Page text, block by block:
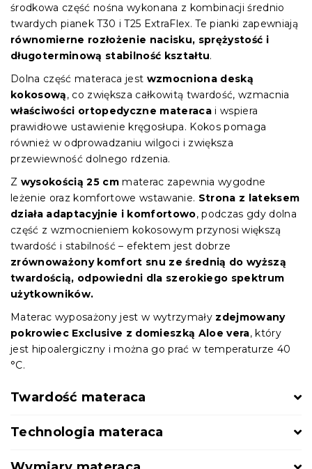
środkowa część nośna wykonana z kombinacji średnio
twardych pianek T30 i T25 ExtraFlex. Te pianki zapewniają
równomierne rozłożenie nacisku, sprężystość i
długoterminową stabilność kształtu.
Dolna część materaca jest wzmocniona deską
kokosową, co zwiększa całkowitą twardość, wzmacnia
właściwości ortopedyczne materaca i wspiera
prawidłowe ustawienie kręgosłupa. Kokos pomaga
również w odprowadzaniu wilgoci i zwiększa
przewiewność dolnego rdzenia.
Z wysokością 25 cm materac zapewnia wygodne
leżenie oraz komfortowe wstawanie. Strona z lateksem
działa adaptacyjnie i komfortowo, podczas gdy dolna
część z wzmocnieniem kokosowym przynosi większą
twardość i stabilność – efektem jest dobrze
zrównoważony komfort snu ze średnią do wyższą
twardością, odpowiedni dla szerokiego spektrum
użytkowników.
Materac wyposażony jest w wytrzymały zdejmowany
pokrowiec Exclusive z domieszką Aloe vera, który
jest hipoalergiczny i można go prać w temperaturze 40
°C.
Twardość materaca
Technologia materaca